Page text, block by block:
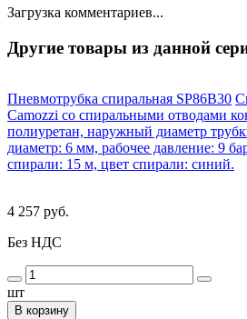
Загрузка комментариев...
Другие товары из данной
Пневмотрубка спиральная SP86B30
Camozzi со спиральными отводами
полиуретан, наружный диаметр
диаметр: 6 мм, рабочее давление: 9
спирали: 15 м, цвет спирали: синий.
4 257 руб.
Без НДС
шт
В корзину